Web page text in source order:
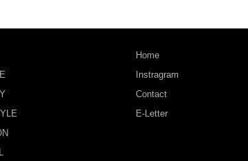
Home
Instragram
Contact
E-Letter